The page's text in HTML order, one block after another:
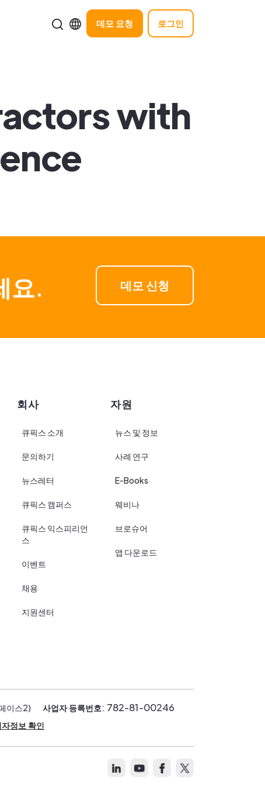
데모 요청 로그인
with
요. 데모 신청
회사
큐픽스 소개
문의하기
뉴스레터
큐픽스 캠퍼스
큐픽스 익스피리언
스
이벤트
채용
지원센터
자원
뉴스 및 정보
사례 연구
E-Books
웨비나
브로슈어
앱 다운로드
이스2) 사업자 등록번호: 782-81-00246
정보 확인